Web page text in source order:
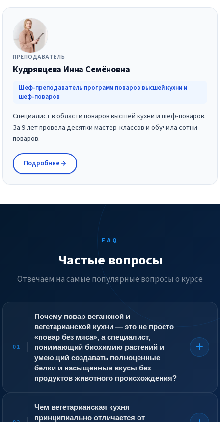
ПРЕПОДАВАТЕЛЬ
Кудрявцева Инна Семёновна
Шеф-преподаватель программ поваров высшей кухни и
шеф-поваров
Специалист в области поваров высшей кухни и шеф-поваров.
За 9 лет провела десятки мастер-классов и обучила сотни
поваров.
Подробнее
FAQ
Частые вопросы
Отвечаем на самые популярные вопросы о курсе
01
Почему повар веганской и
вегетарианской кухни — это не просто
«повар без мяса», а специалист,
понимающий биохимию растений и
умеющий создавать полноценные
белки и насыщенные вкусы без
продуктов животного происхождения?
молока и яиц из рецепта. Это полная перестройка
кулинарной логики. Повар должен заменить яйца в
Чем вегетарианская кухня
принципиально отличается от